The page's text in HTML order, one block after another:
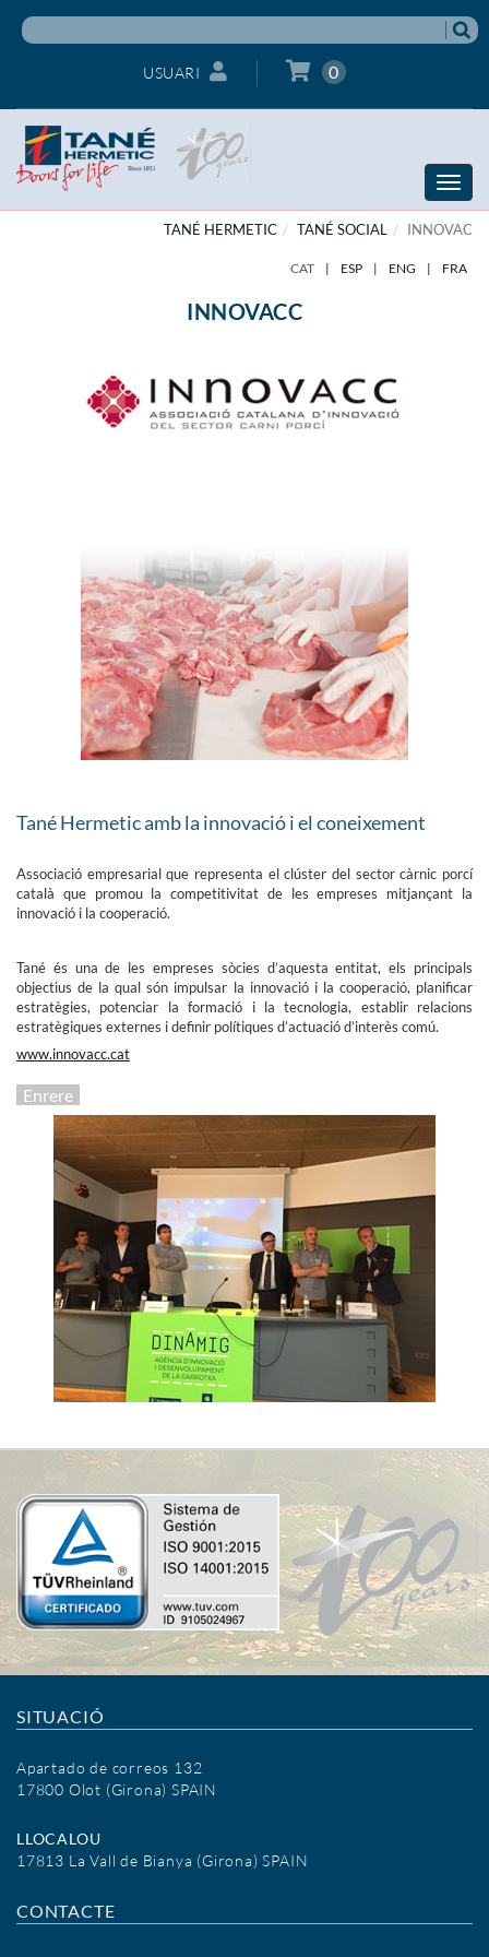
USUARI 0
Toggle
TANÉ HERMETIC
TANÉ SOCIAL INNOVAC
CAT | ESP | ENG | FRA
INNOVACC
Tané Hermetic amb la innovació i el coneixement
Associació empresarial que representa el clúster del sector càrnic porcí
català que promou la competitivitat de les empreses mitjançant la
innovació i la cooperació.
Tané és una de les empreses sòcies d’aquesta entitat, els principals
objectius de la qual són impulsar la innovació i la cooperació, planificar
estratègies, potenciar la formació i la tecnologia, establir relacions
estratègiques externes i definir polítiques d’actuació d’interès comú.
www.innovacc.cat
Enrere
SITUACIÓ
Apartado de correos 132
17800 Olot (Girona) SPAIN
LLOCALOU
17813 La Vall de Bianya (Girona) SPAIN
CONTACTE